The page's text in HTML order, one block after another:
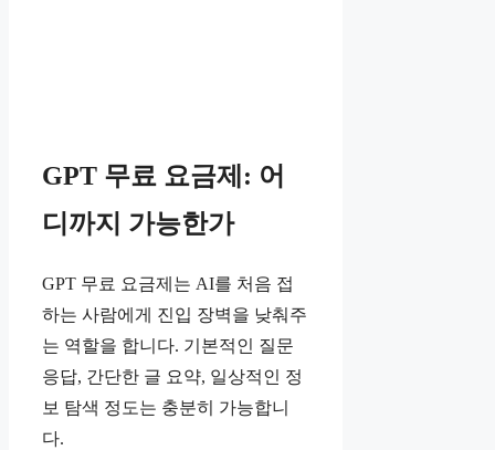
GPT 무료 요금제: 어
디까지 가능한가
GPT 무료 요금제는 AI를 처음 접
하는 사람에게 진입 장벽을 낮춰주
는 역할을 합니다. 기본적인 질문
응답, 간단한 글 요약, 일상적인 정
보 탐색 정도는 충분히 가능합니
다.